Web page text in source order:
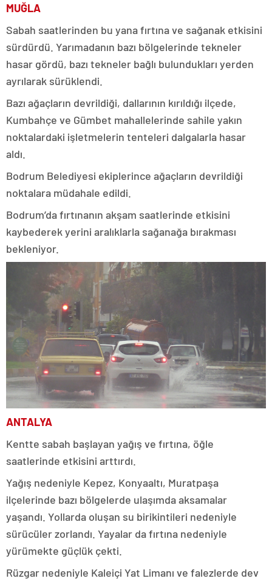
MUĞLA
Sabah saatlerinden bu yana fırtına ve sağanak etkisini
sürdürdü. Yarımadanın bazı bölgelerinde tekneler
hasar gördü, bazı tekneler bağlı bulundukları yerden
ayrılarak sürüklendi.
Bazı ağaçların devrildiği, dallarının kırıldığı ilçede,
Kumbahçe ve Gümbet mahallelerinde sahile yakın
noktalardaki işletmelerin tenteleri dalgalarla hasar
aldı.
Bodrum Belediyesi ekiplerince ağaçların devrildiği
noktalara müdahale edildi.
Bodrum’da fırtınanın akşam saatlerinde etkisini
kaybederek yerini aralıklarla sağanağa bırakması
bekleniyor.
ANTALYA
Kentte sabah başlayan yağış ve fırtına, öğle
saatlerinde etkisini arttırdı.
Yağış nedeniyle Kepez, Konyaaltı, Muratpaşa
ilçelerinde bazı bölgelerde ulaşımda aksamalar
yaşandı. Yollarda oluşan su birikintileri nedeniyle
sürücüler zorlandı. Yayalar da fırtına nedeniyle
yürümekte güçlük çekti.
Rüzgar nedeniyle Kaleiçi Yat Limanı ve falezlerde dev